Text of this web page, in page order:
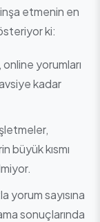
etmenin en
ki:
online yorumları
kadar
büyük kısmı
yorum sayısına
sonuçlarında